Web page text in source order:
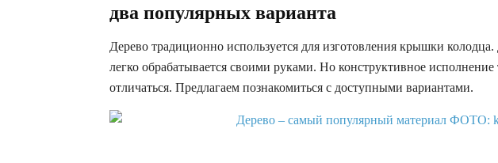
два популярных варианта
Дерево традиционно используется для изготовления крышки
легко обрабатывается своими руками. Но конструктивное
отличаться. Предлагаем познакомиться с доступными вариантами.